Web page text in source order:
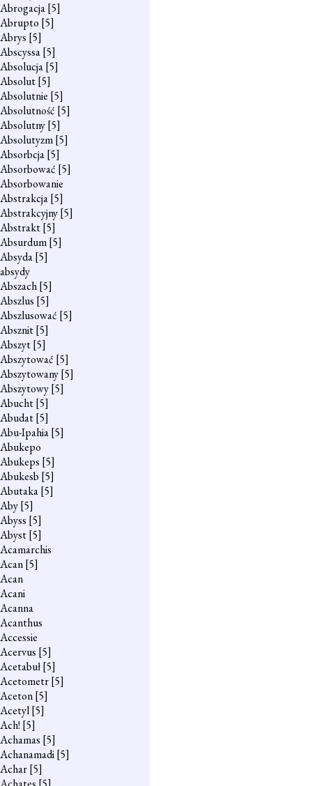
Abrogacja[5]
Abrupto [5]
Abrys [5]
Abscyssa[5]
Absolucja[5]
Absolut[5]
Absolutnie [5]
Absolutność [5]
Absolutny[5]
Absolutyzm[5]
Absorbcja[5]
Absorbować [5]
Absorbowanie
Abstrakcja[5]
Abstrakcyjny[5]
Abstrakt[5]
Absurdum[5]
Absyda[5]
absydy
Abszach[5]
Abszlus [5]
Abszlusować [5]
Absznit[5]
Abszyt[5]
Abszytować [5]
Abszytowany[5]
Abszytowy[5]
Abucht[5]
Abudat[5]
Abu-Ipahia[5]
Abukepo
Abukeps [5]
Abukesb [5]
Abutaka[5]
Aby[5]
Abyss [5]
Abyst[5]
Acamarchis
Acan[5]
Acan
Acani
Acanna
Acanthus
Accessie
Acervus [5]
Acetabuł[5]
Acetometr[5]
Aceton[5]
Acetyl[5]
Ach! [5]
Achamas [5]
Achanamadi[5]
Achar[5]